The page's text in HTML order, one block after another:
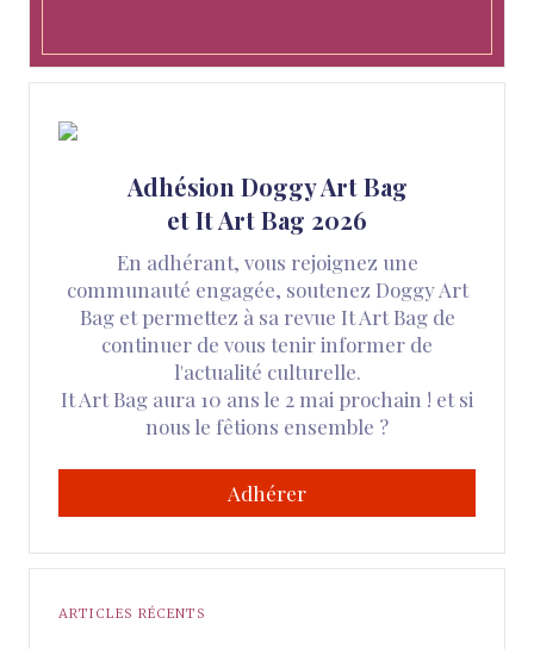
Adhésion Doggy Art Bag
et It Art Bag 2026
En adhérant, vous rejoignez une
communauté engagée, soutenez Doggy Art
Bag et permettez à sa revue It Art Bag de
continuer de vous tenir informer de
l'actualité culturelle.
It Art Bag aura 10 ans le 2 mai prochain ! et si
nous le fêtions ensemble ?
Adhérer
ARTICLES RÉCENTS